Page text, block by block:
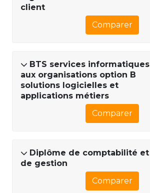
client
Comparer
BTS services informatiques
aux organisations option B
solutions logicielles et
applications métiers
Comparer
Diplôme de comptabilité et
de gestion
Comparer